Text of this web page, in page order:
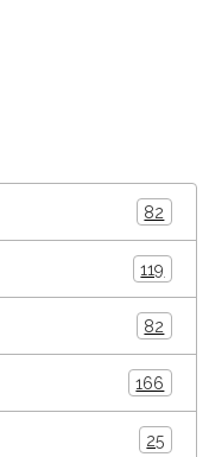
82
119
82
166
25